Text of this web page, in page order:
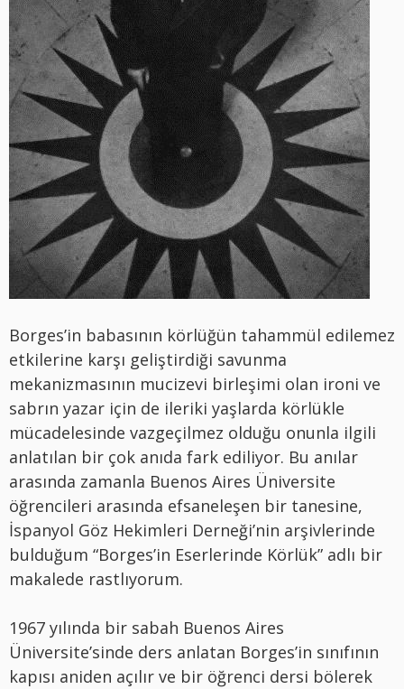
Borges’in babasının körlüğün tahammül edilemez
etkilerine karşı geliştirdiği savunma
mekanizmasının mucizevi birleşimi olan ironi ve
sabrın yazar için de ileriki yaşlarda körlükle
mücadelesinde vazgeçilmez olduğu onunla ilgili
anlatılan bir çok anıda fark ediliyor. Bu anılar
arasında zamanla Buenos Aires Üniversite
öğrencileri arasında efsaneleşen bir tanesine,
İspanyol Göz Hekimleri Derneği’nin arşivlerinde
bulduğum “Borges’in Eserlerinde Körlük” adlı bir
makalede rastlıyorum.
1967 yılında bir sabah Buenos Aires
Üniversite’sinde ders anlatan Borges’in sınıfının
kapısı aniden açılır ve bir öğrenci dersi bölerek